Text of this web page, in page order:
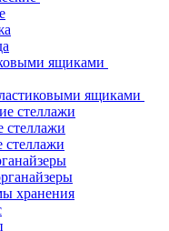
ящиками
ящиками
стеллажи
стеллажи
хранения